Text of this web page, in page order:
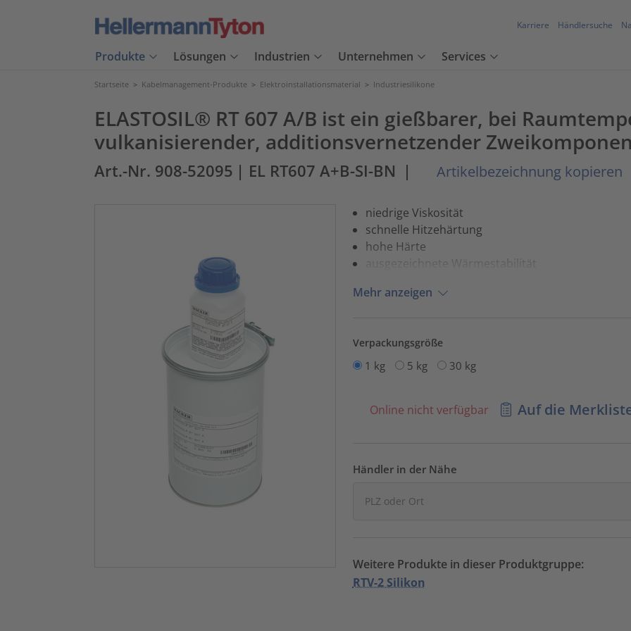
Karriere Händlersuche
Produkte Lösungen Industrien Unternehmen Services
Startseite > Kabelmanagement-Produkte > Elektroinstallationsmaterial > Industriesilikone
ELASTOSIL® RT 607 A/B ist ein gießbarer, bei
vulkanisierender, additionsvernetzender
Art.-Nr. 908-52095 | EL RT607 A+B-SI-BN | Artikelbezeichnung kopieren
niedrige Viskosität
schnelle Hitzehärtung
hohe Härte
ausgezeichnete Wärmestabilität
Mehr anzeigen
Verpackungsgröße
1 kg 5 kg 30 kg
Online nicht verfügbar Auf die
Händler in der Nähe
Weitere Produkte in dieser Produktgruppe:
RTV-2 Silikon